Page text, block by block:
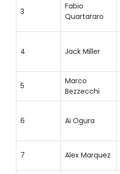
3
Fabio
Quartararo
4 Jack Miller
5
Marco
Bezzecchi
6 Ai Ogura
7 Alex Marquez